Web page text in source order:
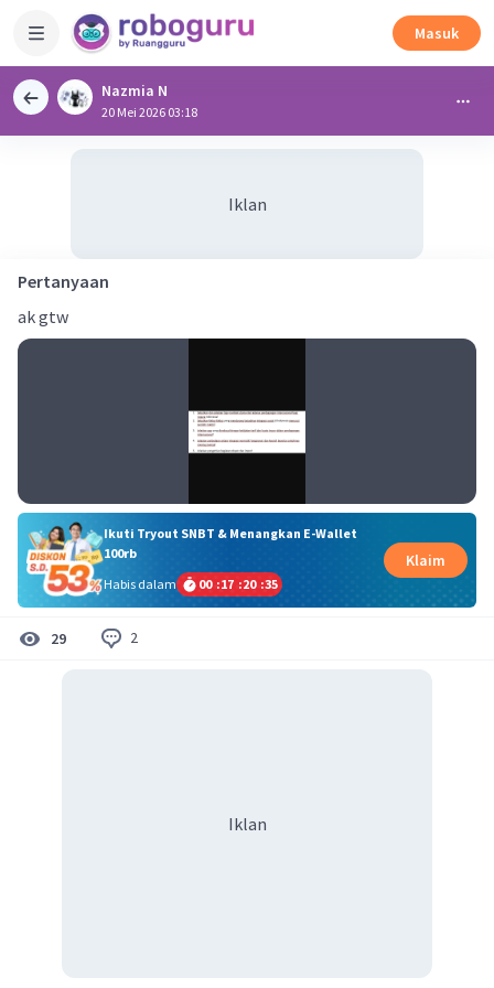
Masuk
Nazmia N
20 Mei 2026 03:18
Iklan
Pertanyaan
ak gtw
Ikuti Tryout SNBT & Menangkan E-Wallet
100rb
Habis dalam
00 :17 :20 :35
Klaim
29 2
Iklan